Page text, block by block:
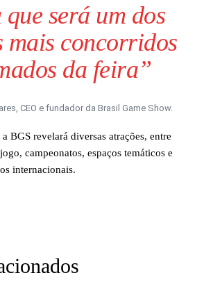
que será um dos
mais concorridos
da feira”
CEO e fundador da Brasil Game Show.
BGS revelará diversas atrações, entre
campeonatos, espaços temáticos e
internacionais.